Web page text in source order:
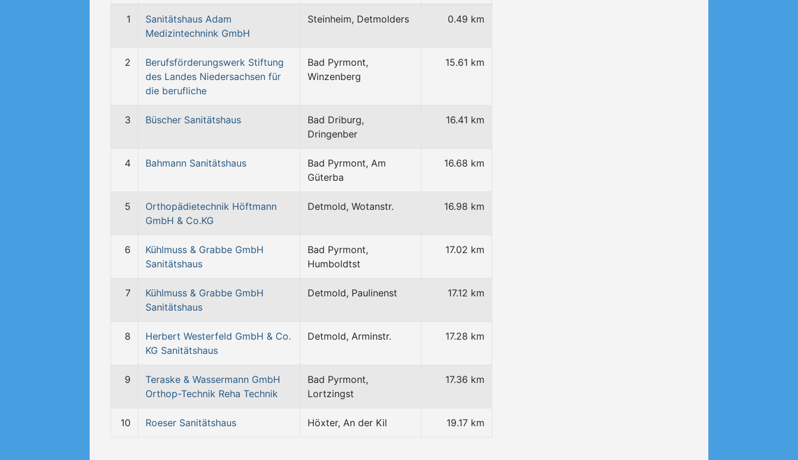
1
Sanitätshaus Adam
Medizintechnink GmbH
Steinheim, Detmolders 0.49 km
2
Berufsförderungswerk Stiftung
des Landes Niedersachsen für
die berufliche
Bad Pyrmont,
Winzenberg
15.61 km
3 Büscher Sanitätshaus
Bad Driburg,
Dringenber
16.41 km
4 Bahmann Sanitätshaus
Bad Pyrmont, Am
Güterba
16.68 km
5
Orthopädietechnik Höftmann
GmbH & Co.KG
Detmold, Wotanstr. 16.98 km
6
Kühlmuss & Grabbe GmbH
Sanitätshaus
Bad Pyrmont,
Humboldtst
17.02 km
7
Kühlmuss & Grabbe GmbH
Sanitätshaus
Detmold, Paulinenst 17.12 km
8
Herbert Westerfeld GmbH & Co.
KG Sanitätshaus
Detmold, Arminstr. 17.28 km
9
Teraske & Wassermann GmbH
Orthop-Technik Reha Technik
Bad Pyrmont,
Lortzingst
17.36 km
10 Roeser Sanitätshaus Höxter, An der Kil 19.17 km